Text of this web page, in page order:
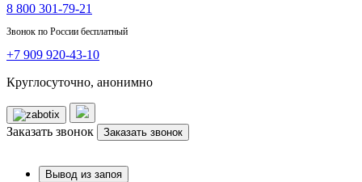
8 800 301-79-21
Звонок по России бесплатный
+7 909 920-43-10
Круглосуточно, анонимно
Заказать звонок Заказать звонок
Вывод из запоя